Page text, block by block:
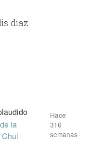
diaz
la
Hace
316
semanas